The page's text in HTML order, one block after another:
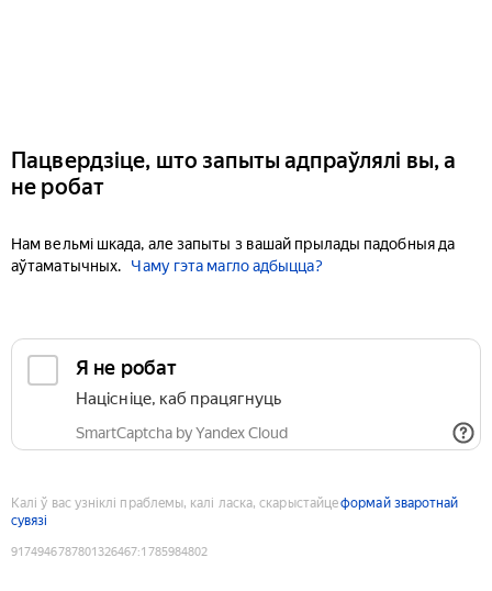
Пацвердзіце, што запыты адпраўлялі вы, а
не робат
Нам вельмі шкада, але запыты з вашай прылады падобныя да
аўтаматычных.
Чаму гэта магло адбыцца?
Я не робат
Націсніце, каб працягнуць
SmartCaptcha by Yandex Cloud
Калі ў вас узніклі праблемы, калі ласка, скарыстайцеформай зваротнай
сувязі
9174946787801326467:1785984802